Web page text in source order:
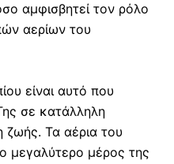
αμφισβητεί τον ρόλο
αερίων του
είναι αυτό που
σε κατάλληλη
ζωής. Τα αέρια του
μεγαλύτερο μέρος της